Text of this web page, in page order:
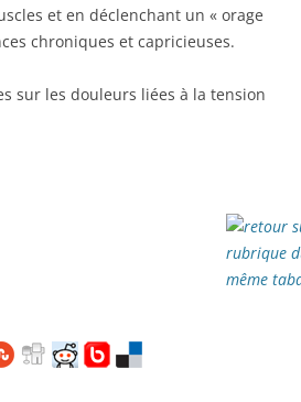
et en déclenchant un « orage
chroniques et capricieuses.
sur les douleurs liées à la tension